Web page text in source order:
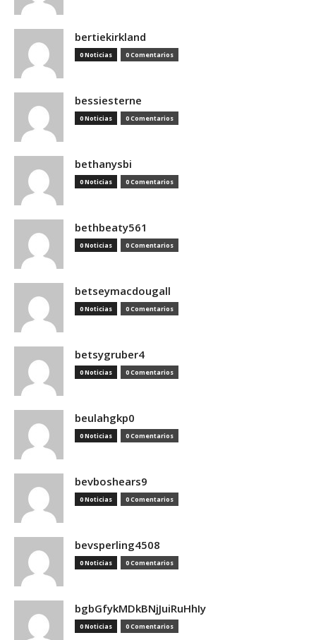
bertiekirkland
0 Noticias 0 Comentarios
bessiesterne
0 Noticias 0 Comentarios
bethanysbi
0 Noticias 0 Comentarios
bethbeaty561
0 Noticias 0 Comentarios
betseymacdougall
0 Noticias 0 Comentarios
betsygruber4
0 Noticias 0 Comentarios
beulahgkp0
0 Noticias 0 Comentarios
bevboshears9
0 Noticias 0 Comentarios
bevsperling4508
0 Noticias 0 Comentarios
bgbGfykMDkBNjJuiRuHhIy
0 Noticias 0 Comentarios